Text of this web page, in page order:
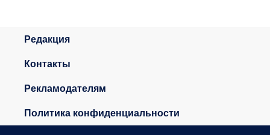
Редакция
Контакты
Рекламодателям
Политика конфиденциальности